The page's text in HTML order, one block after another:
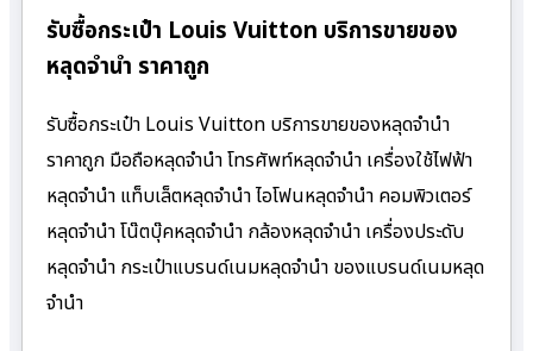
รับซื้อกระเป๋า Louis Vuitton บริการขายของ
หลุดจำนำ ราคาถูก
รับซื้อกระเป๋า Louis Vuitton บริการขายของหลุดจำนำ
ราคาถูก มือถือหลุดจำนำ โทรศัพท์หลุดจำนำ เครื่องใช้ไฟฟ้า
หลุดจำนำ แท็บเล็ตหลุดจำนำ ไอโฟนหลุดจำนำ คอมพิวเตอร์
หลุดจำนำ โน๊ตบุ๊คหลุดจำนำ กล้องหลุดจำนำ เครื่องประดับ
หลุดจำนำ กระเป๋าแบรนด์เนมหลุดจำนำ ของแบรนด์เนมหลุด
จำนำ